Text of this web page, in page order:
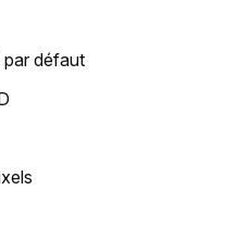
défaut